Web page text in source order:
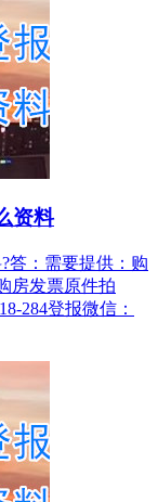
资料
答：需要提供：购
房发票原件拍
284登报微信：